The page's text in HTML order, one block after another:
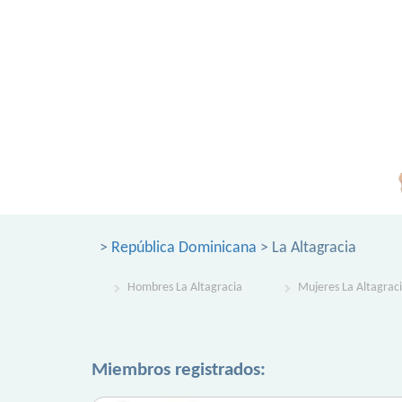
> República Dominicana > La Altagracia
Hombres La Altagracia Mujeres La
Miembros registrados: